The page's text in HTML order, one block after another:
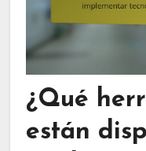
¿Qué
están